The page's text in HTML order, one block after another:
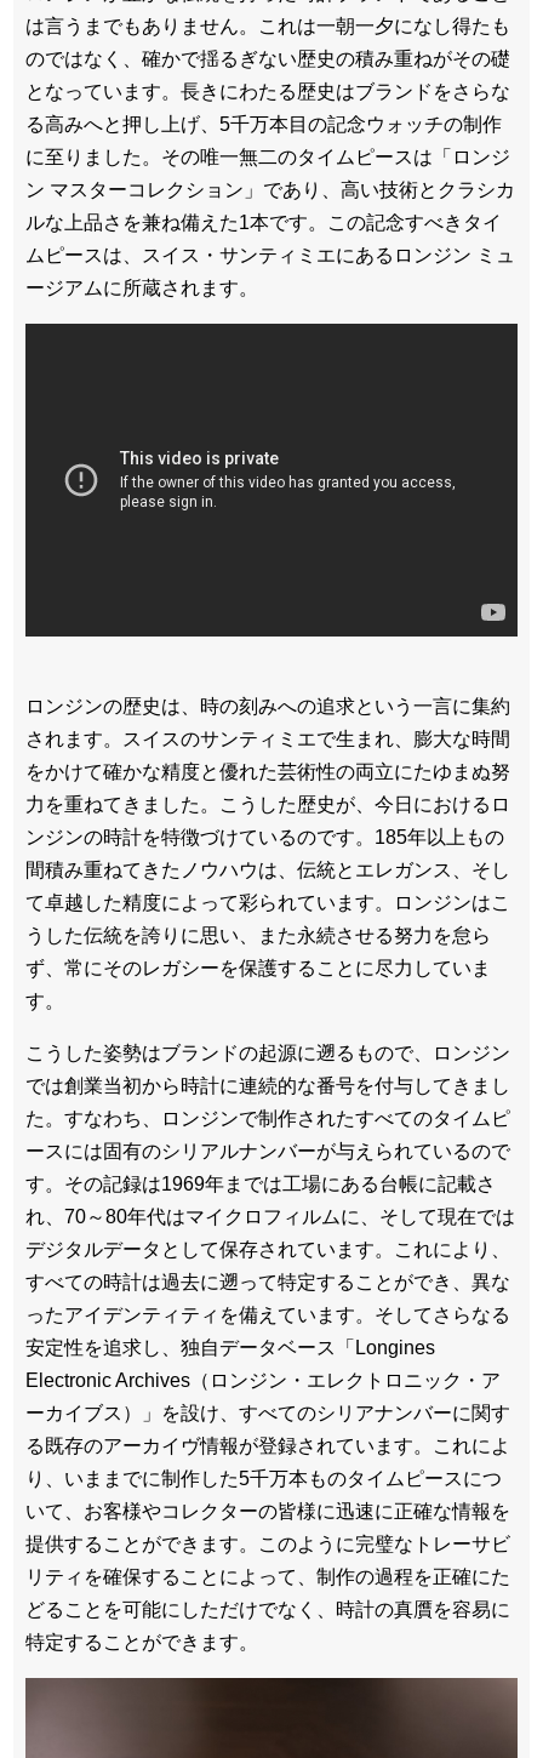
は言うまでもありません。これは一朝一夕になし得たも
のではなく、確かで揺るぎない歴史の積み重ねがその礎
となっています。長きにわたる歴史はブランドをさらな
る高みへと押し上げ、5千万本目の記念ウォッチの制作
に至りました。その唯一無二のタイムピースは「ロンジ
ン マスターコレクション」であり、高い技術とクラシカ
ルな上品さを兼ね備えた1本です。この記念すべきタイ
ムピースは、スイス・サンティミエにあるロンジン ミュ
ージアムに所蔵されます。
ロンジンの歴史は、時の刻みへの追求という一言に集約
されます。スイスのサンティミエで生まれ、膨大な時間
をかけて確かな精度と優れた芸術性の両立にたゆまぬ努
力を重ねてきました。こうした歴史が、今日におけるロ
ンジンの時計を特徴づけているのです。185年以上もの
間積み重ねてきたノウハウは、伝統とエレガンス、そし
て卓越した精度によって彩られています。ロンジンはこ
うした伝統を誇りに思い、また永続させる努力を怠ら
ず、常にそのレガシーを保護することに尽力していま
す。
こうした姿勢はブランドの起源に遡るもので、ロンジン
では創業当初から時計に連続的な番号を付与してきまし
た。すなわち、ロンジンで制作されたすべてのタイムピ
ースには固有のシリアルナンバーが与えられているので
す。その記録は1969年までは工場にある台帳に記載さ
れ、70～80年代はマイクロフィルムに、そして現在では
デジタルデータとして保存されています。これにより、
すべての時計は過去に遡って特定することができ、異な
ったアイデンティティを備えています。そしてさらなる
安定性を追求し、独自データベース「Longines
Electronic Archives（ロンジン・エレクトロニック・ア
ーカイブス）」を設け、すべてのシリアナンバーに関す
る既存のアーカイヴ情報が登録されています。これによ
り、いままでに制作した5千万本ものタイムピースにつ
いて、お客様やコレクターの皆様に迅速に正確な情報を
提供することができます。このように完璧なトレーサビ
リティを確保することによって、制作の過程を正確にた
どることを可能にしただけでなく、時計の真贋を容易に
特定することができます。